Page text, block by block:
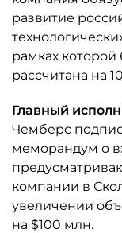
развитие
рамках которой
рассчитана на
Главный
Чемберс
меморандум о
компании в
увеличении
на $100 млн.